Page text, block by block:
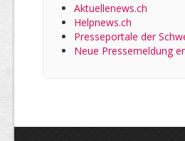
Aktuellenews.ch
Helpnews.ch
Presseportale der
Neue Pressemeldung